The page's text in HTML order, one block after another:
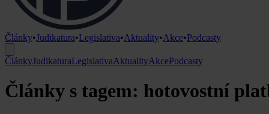
Články•Judikatura•Legislativa•Aktuality•Akce•Podcasty
ČlánkyJudikaturaLegislativaAktualityAkcePodcasty
Články s tagem: hotovostní